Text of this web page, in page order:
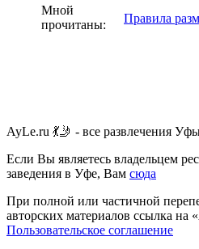
Мной
прочитаны:
Правила
AyLe.ru 💃🤳 - все развлечения
Если Вы являетесь владельцем
заведения в Уфе, Вам сюда
При полной или частичной
авторских материалов ссылка на
Пользовательское соглашение